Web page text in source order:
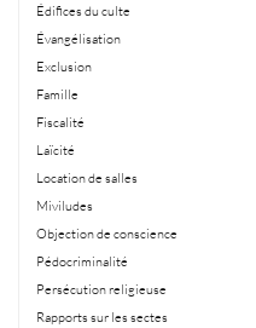
Édifices du culte
Évangélisation
Exclusion
Famille
Fiscalité
Laïcité
Location de salles
Miviludes
Objection de conscience
Pédocriminalité
Persécution religieuse
Rapports sur les sectes